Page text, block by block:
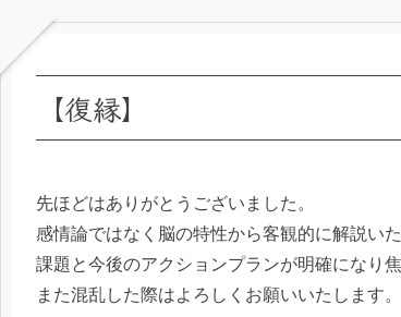
【復縁】
先ほどはありがとうございました。
感情論ではなく脳の特性から客観的に解説い
課題と今後のアクションプランが明確になり
また混乱した際はよろしくお願いいたします。